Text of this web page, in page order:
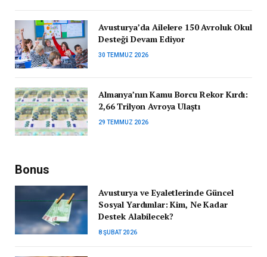
Avusturya’da Ailelere 150 Avroluk Okul
Desteği Devam Ediyor
30 TEMMUZ 2026
Almanya’nın Kamu Borcu Rekor Kırdı:
2,66 Trilyon Avroya Ulaştı
29 TEMMUZ 2026
Bonus
Avusturya ve Eyaletlerinde Güncel
Sosyal Yardımlar: Kim, Ne Kadar
Destek Alabilecek?
8 ŞUBAT 2026